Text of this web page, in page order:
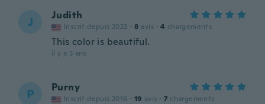
J Judith
Inscrit depuis 2022 · 8 avis · 4 chargements
This color is beautiful.
il y a 3 ans
P Purny
Inscrit depuis 2016 · 19 avis · 7 chargements